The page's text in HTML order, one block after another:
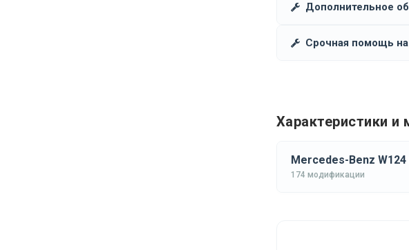
Дополнительное
Срочная помощь
Характеристики и
Mercedes-Benz
174 модификации